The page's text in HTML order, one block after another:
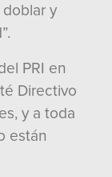
y
PRI en
Directivo
y a toda
están